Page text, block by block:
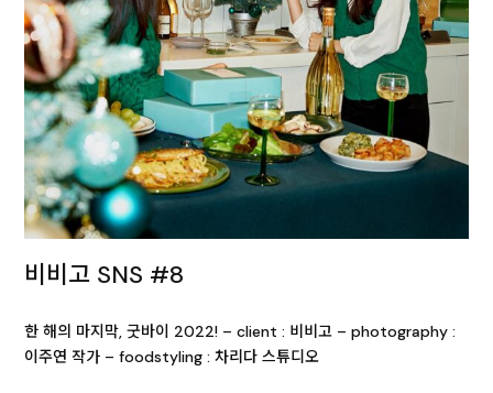
비비고 SNS #8
한 해의 마지막, 굿바이 2022! – client : 비비고 – photography :
이주연 작가 – foodstyling : 차리다 스튜디오